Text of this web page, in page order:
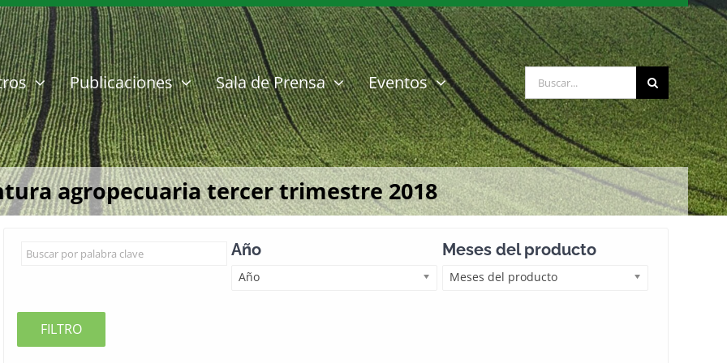
Publicaciones Sala de Prensa Eventos Buscar:
agropecuaria tercer trimestre 2018
Año
Año
Meses del producto
Meses del producto
FILTRO